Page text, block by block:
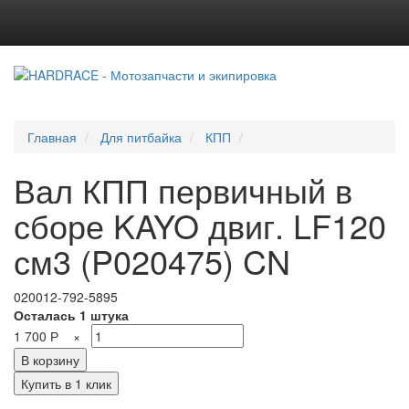
Главная Для питбайка КПП
Вал КПП первичный в
сборе KAYO двиг. LF120
см3 (P020475) CN
020012-792-5895
Осталась 1 штука
1 700 Р ×